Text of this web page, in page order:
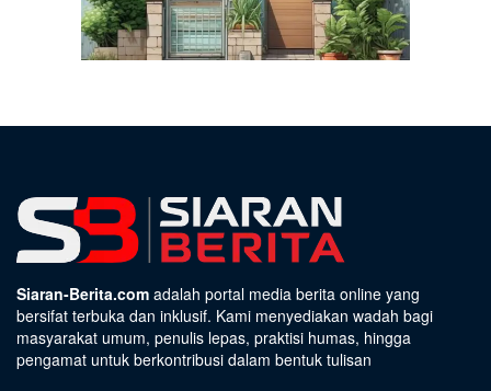
Siaran-Berita.com adalah portal media berita online yang
bersifat terbuka dan inklusif. Kami menyediakan wadah bagi
masyarakat umum, penulis lepas, praktisi humas, hingga
pengamat untuk berkontribusi dalam bentuk tulisan